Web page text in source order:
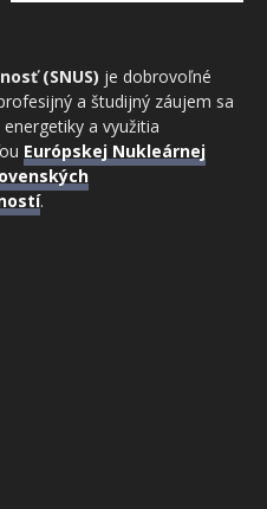
(SNUS) je dobrovoľné
a študijný záujem sa
a využitia
Európskej Nukleárnej
.